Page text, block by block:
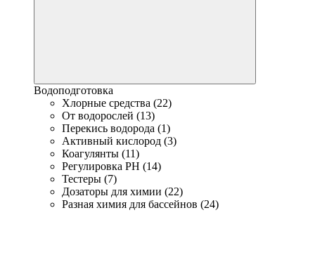
Водоподготовка
Хлорные средства (22)
От водорослей (13)
Перекись водорода (1)
Активный кислород (3)
Коагулянты (11)
Регулировка PH (14)
Тестеры (7)
Дозаторы для химии (22)
Разная химия для бассейнов (24)